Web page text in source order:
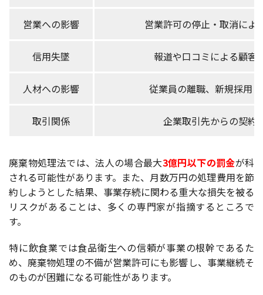
営業への影響 営業許可の停止・取消によ
信用失墜 報道や口コミによる顧客
人材への影響 従業員の離職、新規採用
取引関係 企業取引先からの契約
廃棄物処理法では、法人の場合最大3億円以下の罰金が科
される可能性があります。また、月数万円の処理費用を節
約しようとした結果、事業存続に関わる重大な損失を被る
リスクがあることは、多くの専門家が指摘するところで
す。
特に飲食業では食品衛生への信頼が事業の根幹であるた
め、廃棄物処理の不備が営業許可にも影響し、事業継続そ
のものが困難になる可能性があります。